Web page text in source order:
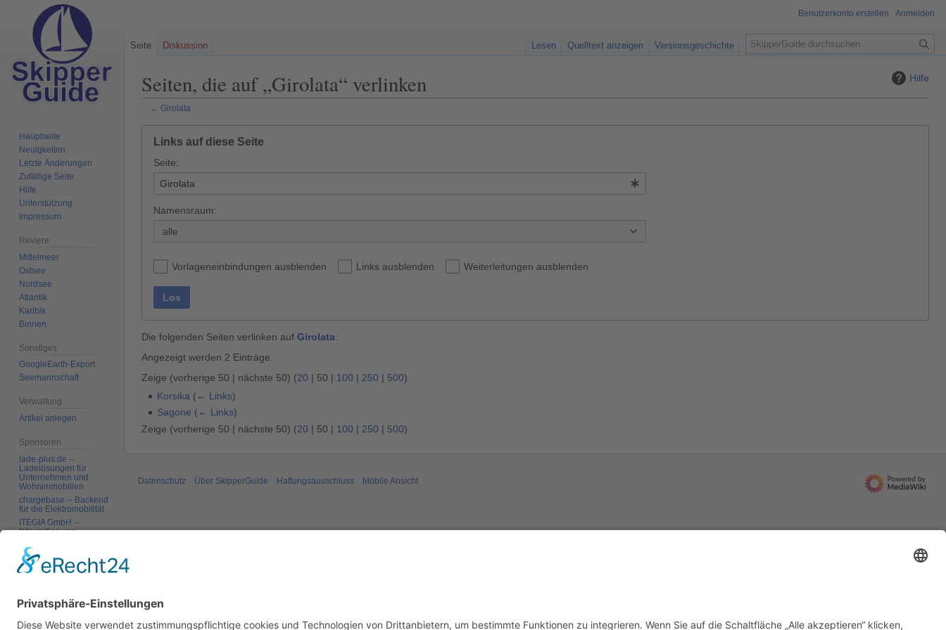
Hilfe
Seiten, die auf „Girolata“ verlinken
← Girolata
Navigation
springen
Suche
springen
Links auf diese Seite
Seite:
Namensraum:
alle
Vorlageneinbindungen ausblenden Links ausblenden Weiterleitungen ausblenden
Los
Die folgenden Seiten verlinken auf Girolata:
Angezeigt werden 2 Einträge.
Zeige (vorherige 50 | nächste 50) (20 | 50 | 100 | 250 | 500)
Korsika ( ← Links)
Sagone ( ← Links)
Zeige (vorherige 50 | nächste 50) (20 | 50 | 100 | 250 | 500)
Benutzerkonto erstellen Anmelden
Seite Diskussion Lesen Quelltext anzeigen Versionsgeschichte
S
u
e
Hauptseite
Neuigkeiten
Letzte Änderungen
Zufällige Seite
Hilfe
Unterstützung
Impressum
Reviere
Mittelmeer
Ostsee
Nordsee
Atlantik
Karibik
Binnen
Sonstiges
GoogleEarth-Export
Seemannschaft
Verwaltung
Artikel anlegen
Sponsoren
lade-plus.de --
Ladelösungen für
Unternehmen und
Wohnimmobilien
chargebase -- Backend
für die Elektromobilität
ITEGIA GmbH --
Integration von
individuelle
Softwarelösungen
Spezialseiten
Druckversion
Datenschutz Über SkipperGuide Haftungsausschluss Mobile Ansicht